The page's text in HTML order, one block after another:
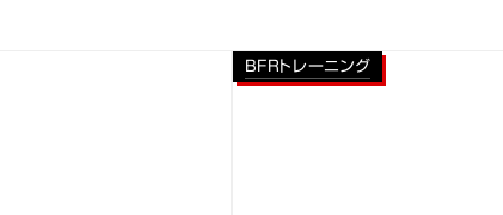
BFRトレーニング